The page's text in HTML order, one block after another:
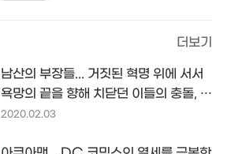
더보기
남산의 부장들... 거짓된 혁명 위에 서서
욕망의 끝을 향해 치닫던 이들의 충돌, 그
들의 추악한 최후 톺아보기...
2020.02.03